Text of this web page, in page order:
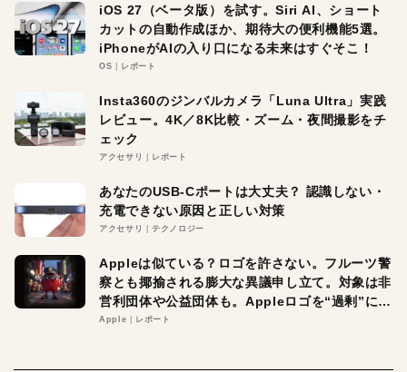
iOS 27（ベータ版）を試す。Siri AI、ショート
カットの自動作成ほか、期待大の便利機能5選。
iPhoneがAIの入り口になる未来はすぐそこ！
OS レポート
Insta360のジンバルカメラ「Luna Ultra」実践
レビュー。4K／8K比較・ズーム・夜間撮影をチ
ェック
アクセサリ レポート
あなたのUSB-Cポートは大丈夫？ 認識しない・
充電できない原因と正しい対策
アクセサリ テクノロジー
Appleは似ている？ロゴを許さない。フルーツ警
察とも揶揄される膨大な異議申し立て。対象は非
営利団体や公益団体も。Appleロゴを“過剰”に守
る理由とは
Apple レポート